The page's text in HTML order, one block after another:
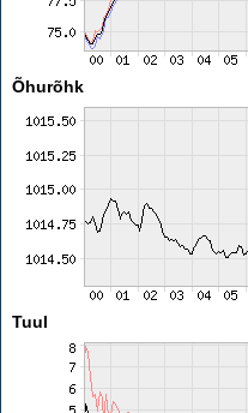
Õhurõhk
Tuul